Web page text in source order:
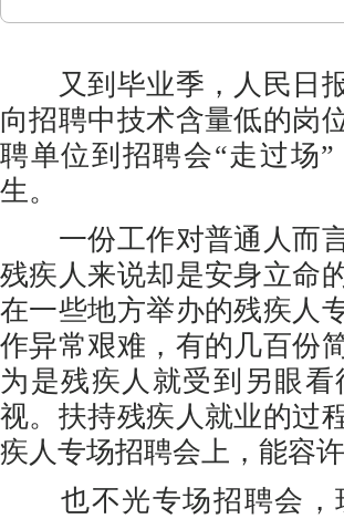
又到毕业季，人民日报
向招聘中技术含量低的岗
聘单位到招聘会“走过场
生。
一份工作对普通人而言
残疾人来说却是安身立命
在一些地方举办的残疾人
作异常艰难，有的几百份
为是残疾人就受到另眼
视。扶持残疾人就业的过
疾人专场招聘会上，能容
也不光专场招聘会，